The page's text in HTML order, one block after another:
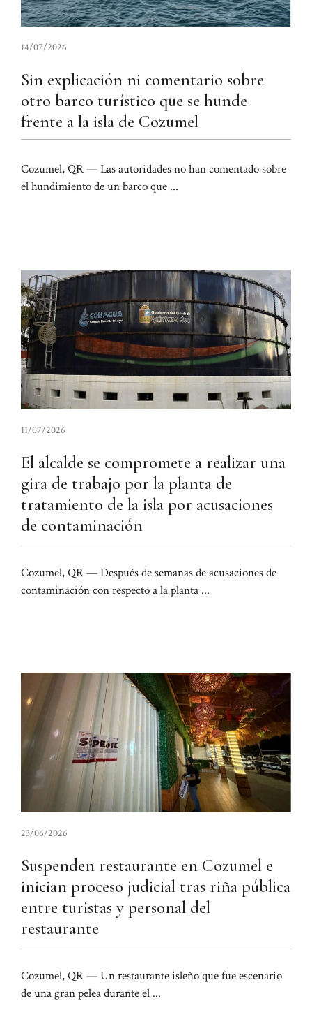
14/07/2026
Sin explicación ni comentario sobre
otro barco turístico que se hunde
frente a la isla de Cozumel
Cozumel, QR — Las autoridades no han comentado sobre
el hundimiento de un barco que ...
11/07/2026
El alcalde se compromete a realizar una
gira de trabajo por la planta de
tratamiento de la isla por acusaciones
de contaminación
Cozumel, QR — Después de semanas de acusaciones de
contaminación con respecto a la planta ...
23/06/2026
Suspenden restaurante en Cozumel e
inician proceso judicial tras riña pública
entre turistas y personal del
restaurante
Cozumel, QR — Un restaurante isleño que fue escenario
de una gran pelea durante el ...